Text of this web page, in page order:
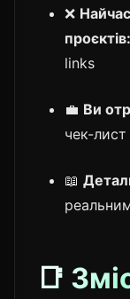
❌
проєктів:
links
💼 Ви
чек-
📖
📑